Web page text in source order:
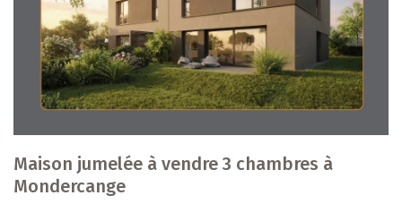
Maison jumelée à vendre 3 chambres à
Mondercange